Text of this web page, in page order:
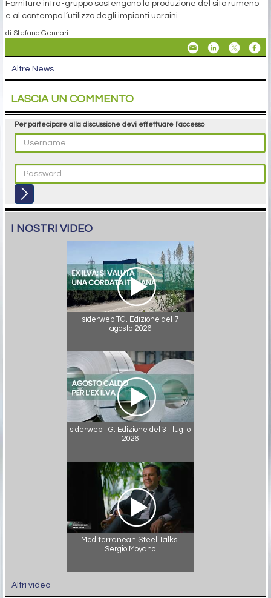
Forniture intra-gruppo sostengono la produzione del sito rumeno
e al contempo l’utilizzo degli impianti ucraini
di Stefano Gennari
Altre News
LASCIA UN COMMENTO
Per partecipare alla discussione devi effettuare l'accesso
I NOSTRI VIDEO
siderweb TG. Edizione del 7
agosto 2026
siderweb TG. Edizione del 31 luglio
2026
Mediterranean Steel Talks:
Sergio Moyano
Altri video